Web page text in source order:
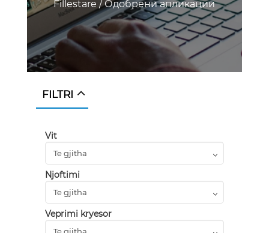
Fillestare/Одобрени апликации
FILTRI
Vit
Njoftimi
Veprimi kryesor